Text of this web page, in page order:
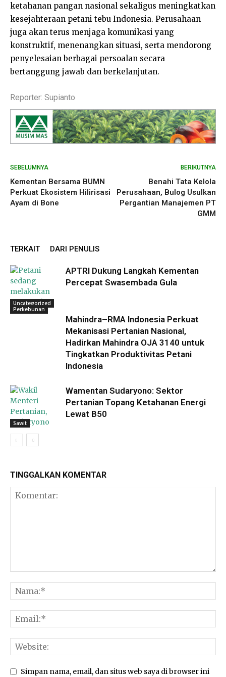
ketahanan pangan nasional sekaligus meningkatkan
kesejahteraan petani tebu Indonesia. Perusahaan
juga akan terus menjaga komunikasi yang
konstruktif, menenangkan situasi, serta mendorong
penyelesaian berbagai persoalan secara
bertanggung jawab dan berkelanjutan.
Reporter: Supianto
SEBELUMNYA
Kementan Bersama BUMN
Perkuat Ekosistem Hilirisasi
Ayam di Bone
BERIKUTNYA
Benahi Tata Kelola
Perusahaan, Bulog Usulkan
Pergantian Manajemen PT
GMM
TERKAIT DARI PENULIS
Uncategorized
APTRI Dukung Langkah Kementan
Percepat Swasembada Gula
Perkebunan
Mahindra–RMA Indonesia Perkuat
Mekanisasi Pertanian Nasional,
Hadirkan Mahindra OJA 3140 untuk
Tingkatkan Produktivitas Petani
Indonesia
Sawit
Wamentan Sudaryono: Sektor
Pertanian Topang Ketahanan Energi
Lewat B50
TINGGALKAN KOMENTAR
Simpan nama, email, dan situs web saya di browser ini